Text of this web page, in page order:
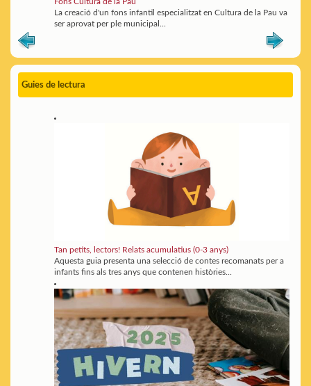
La creació d'un fons infantil especialitzat en Cultura de la Pau va
ser aprovat per ple municipal...
Guies de lectura
Tan petits, lectors! Relats acumulatius (0-3 anys)
Aquesta guia presenta una selecció de contes recomanats per a
infants fins als tres anys que contenen històries...